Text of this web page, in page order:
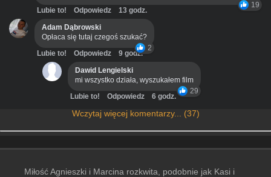
19
Lubie to! Odpowiedz
13 godz.
Adam Dąbrowski
Opłaca się tutaj czegoś szukać?
2
Lubie to! Odpowiedz
9 godz.
Dawid Lengielski
mi wszystko działa, wyszukałem film
29
Lubie to! Odpowiedz 6 godz.
Wczytaj więcej komentarzy... (37)
Miłość Agnieszki i Marcina rozkwita, podobnie jak Kasi i